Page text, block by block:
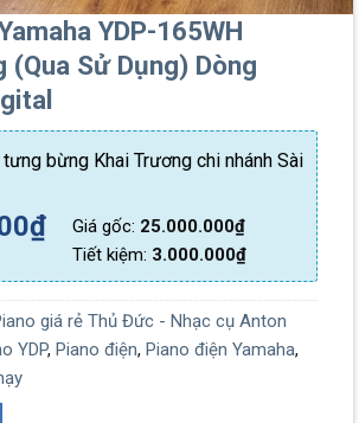
YDP-165WH
(Qua Sử Dụng) Dòng
tưng bừng Khai Trương chi nhánh Sài
₫ Giá gốc: 25.000.000₫
Tiết kiệm: 3.000.000₫
giá rẻ Thủ Đức - Nhạc cụ Anton
YDP, Piano điện, Piano điện Yamaha,